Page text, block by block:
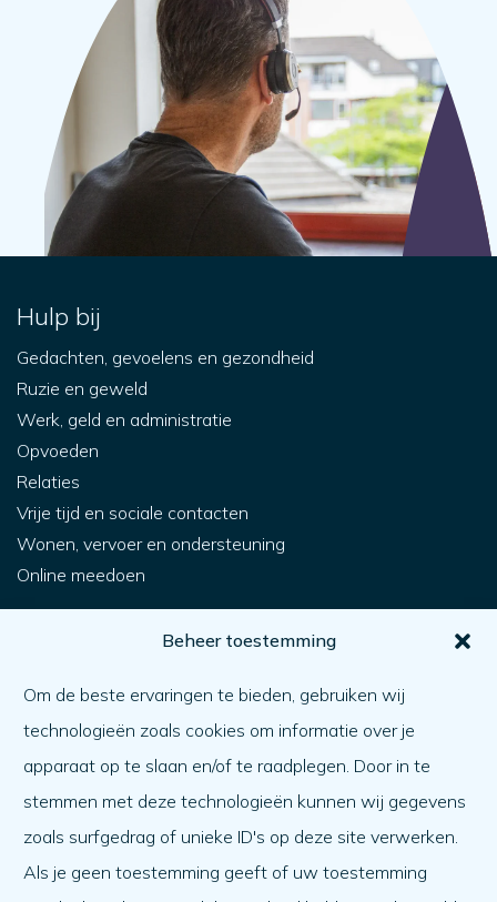
Beheer toestemming
Om de beste ervaringen te bieden, gebruiken wij
technologieën zoals cookies om informatie over je
apparaat op te slaan en/of te raadplegen. Door in te
stemmen met deze technologieën kunnen wij gegevens
zoals surfgedrag of unieke ID's op deze site verwerken.
Als je geen toestemming geeft of uw toestemming
Hulp bij
Gedachten, gevoelens en gezondheid
Ruzie en geweld
Werk, geld en administratie
Opvoeden
Relaties
Vrije tijd en sociale contacten
Wonen, vervoer en ondersteuning
Online meedoen
Wat er speelt
Agenda
Over ons
Over ons